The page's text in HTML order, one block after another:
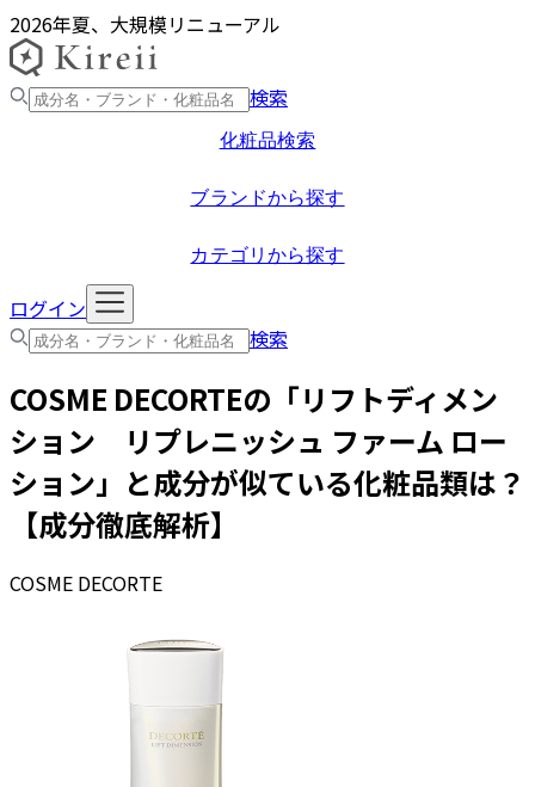
2026年夏、大規模リニューアル
検索
化粧品検索
ブランドから探す
カテゴリから探す
ログイン
検索
COSME DECORTEの「リフトディメン
ション リプレニッシュ ファーム ロー
ション 」と成分が似ている化粧品類は？
【成分徹底解析】
COSME DECORTE